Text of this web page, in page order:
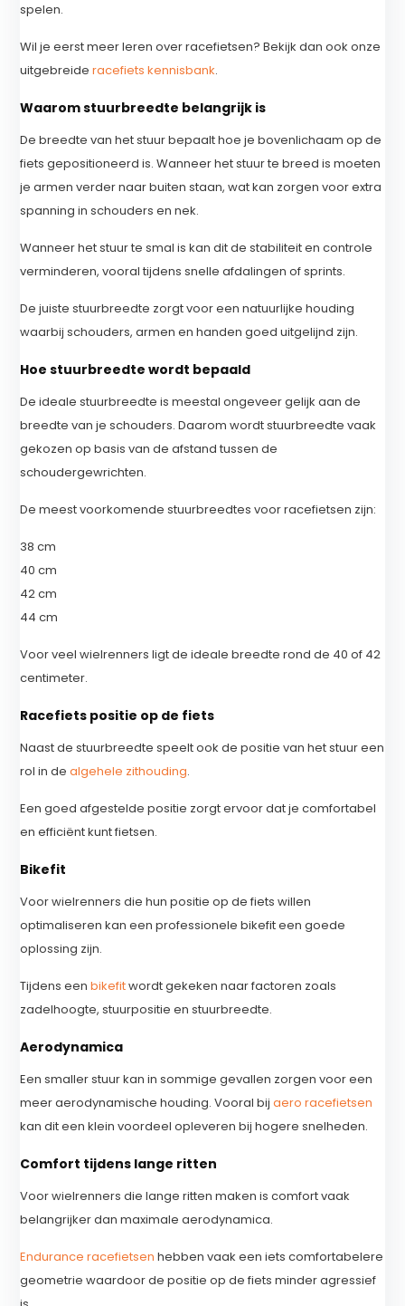
spelen.
Wil je eerst meer leren over racefietsen? Bekijk dan ook onze
uitgebreideracefiets kennisbank.
Waarom stuurbreedte belangrijk is
De breedte van het stuur bepaalt hoe je bovenlichaam op de
fiets gepositioneerd is. Wanneer het stuur te breed is moeten
je armen verder naar buiten staan, wat kan zorgen voor extra
spanning in schouders en nek.
Wanneer het stuur te smal is kan dit de stabiliteit en controle
verminderen, vooral tijdens snelle afdalingen of sprints.
De juiste stuurbreedte zorgt voor een natuurlijke houding
waarbij schouders, armen en handen goed uitgelijnd zijn.
Hoe stuurbreedte wordt bepaald
De ideale stuurbreedte is meestal ongeveer gelijk aan de
breedte van je schouders. Daarom wordt stuurbreedte vaak
gekozen op basis van de afstand tussen de
schoudergewrichten.
De meest voorkomende stuurbreedtes voor racefietsen zijn:
38 cm
40 cm
42 cm
44 cm
Voor veel wielrenners ligt de ideale breedte rond de 40 of 42
centimeter.
Racefiets positie op de fiets
Naast de stuurbreedte speelt ook de positie van het stuur een
rol in dealgehele zithouding.
Een goed afgestelde positie zorgt ervoor dat je comfortabel
en efficiënt kunt fietsen.
Bikefit
Voor wielrenners die hun positie op de fiets willen
optimaliseren kan een professionele bikefit een goede
oplossing zijn.
Tijdens eenbikefitwordt gekeken naar factoren zoals
zadelhoogte, stuurpositie en stuurbreedte.
Aerodynamica
Een smaller stuur kan in sommige gevallen zorgen voor een
meer aerodynamische houding. Vooral bijaero racefietsen
kan dit een klein voordeel opleveren bij hogere snelheden.
Comfort tijdens lange ritten
Voor wielrenners die lange ritten maken is comfort vaak
belangrijker dan maximale aerodynamica.
Endurance racefietsen hebben vaak een iets comfortabelere
geometrie waardoor de positie op de fiets minder agressief